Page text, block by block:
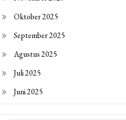
Oktober 2025
September 2025
Agustus 2025
Juli 2025
Juni 2025